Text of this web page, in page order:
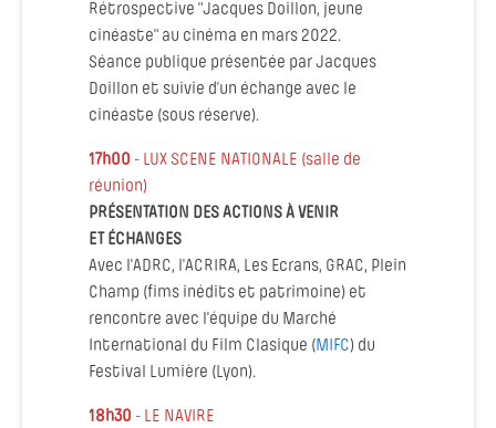
Rétrospective "Jacques Doillon, jeune
cinéaste" au cinéma en mars 2022.
Séance publique présentée par Jacques
Doillon et suivie d’un échange avec le
cinéaste (sous réserve).
17h00 - LUX SCENE NATIONALE (salle de
réunion)
PRÉSENTATION DES ACTIONS À​ VENIR
ET ÉCHANGES
Avec l'ADRC, l'ACRIRA, Les Ecrans, GRAC, Plein
Champ (fims inédits et patrimoine) et
rencontre avec l'équipe du Marché
International du Film Clasique (MIFC) du
Festival Lumière (Lyon).
18h30 - LE NAVIRE